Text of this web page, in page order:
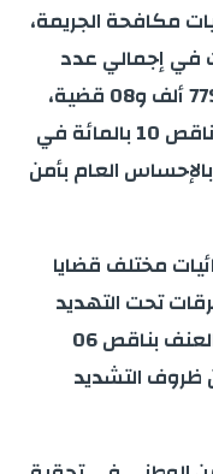
مكافحة الجريمة،
وثبات في إجمالي عدد
القضايا الزجرية المسجلة التي ناهزت 779 ألف و08 قضية،
بينما تم تسجيل تراجع ملحوظ بنسبة ناقص 10 بالمائة في
العام بأمن
مختلف قضايا
تحت التهديد
بنسبة ناقص 24 بالمائة، والسرقات بالعنف بناقص 06
ظروف التشديد